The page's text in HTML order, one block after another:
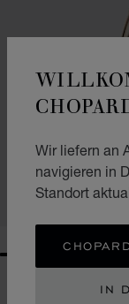
Wir liefern an
navigieren in
Standort
IN
SCHWARZES HARZ -
€ 685